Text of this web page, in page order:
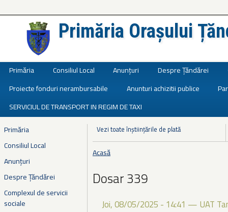
Primăria Orașului
Primăria Consiliul Local Anunțuri Despre Țăndărei
Proiecte fonduri nerambursabile
Anunturi achizitii publice
SERVICIUL DE TRANSPORT IN REGIM DE TAXI
Primăria
Consiliul Local
Anunțuri
Despre Țăndărei
Complexul de servicii
sociale
Vezi toate înștiințările de plată
Eşti aici
Acasă
Dosar 339
Joi, 08/05/2025 - 14:41 — UAT